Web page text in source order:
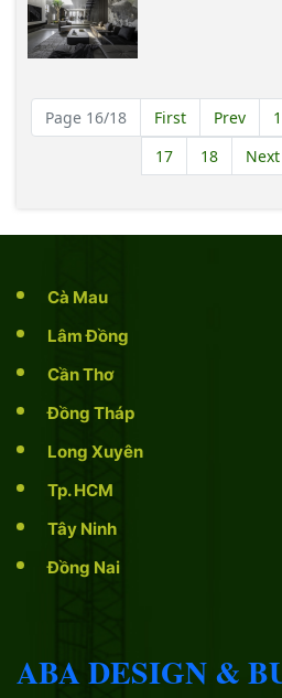
Page 16/18 First Prev 1
17
18 Next
Cà Mau
Lâm Đồng
Cần Thơ
Đồng Tháp
Long Xuyên
Tp. HCM
Tây Ninh
Đồng Nai
ABA DESIGN &